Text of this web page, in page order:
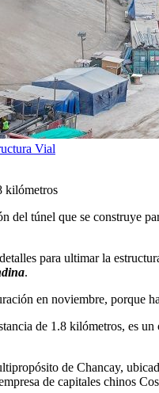
Vial
kilómetros
del túnel que se construye
para ultimar la
.
en noviembre, porque
de 1.8 kilómetros, es
de Chancay,
de capitales chinos